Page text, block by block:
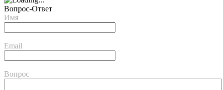
Вопрос-Ответ
Имя
Email
Вопрос